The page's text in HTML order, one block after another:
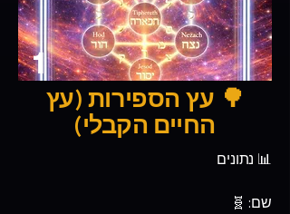
1
🌳 עץ הספירות (עץ
החיים הקבלי)
📊 נתונים
שם: 🧬